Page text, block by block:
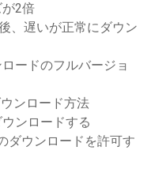
2倍
、遅いが正常にダウン
ードのフルバージョ
ンロード方法
ンロードする
ダウンロードを許可す